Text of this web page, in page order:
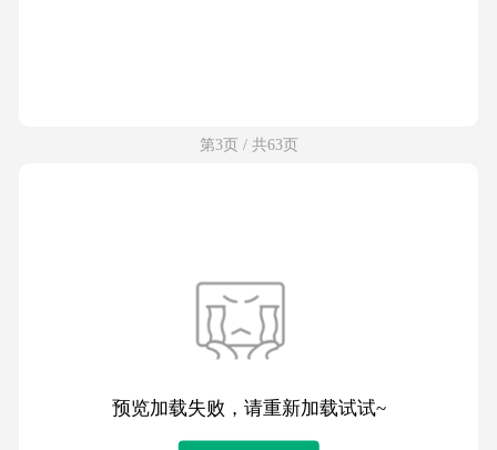
第3页 / 共63页
预览加载失败，请重新加载试试~